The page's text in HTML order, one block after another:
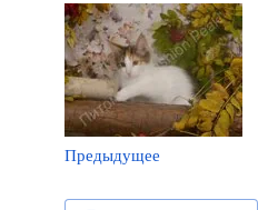
Предыдущее